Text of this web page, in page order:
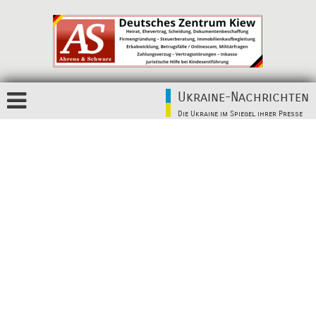
Ukraine-Nachrichten
Die Ukraine im Spiegel ihrer Presse